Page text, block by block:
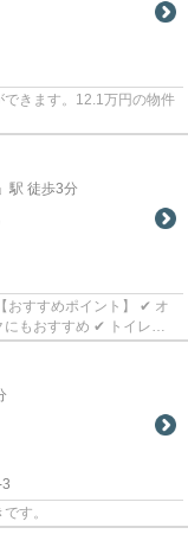
きます。12.1万円の物件
」駅 徒歩3分
もおすすめ ✔ トイレ・
す。